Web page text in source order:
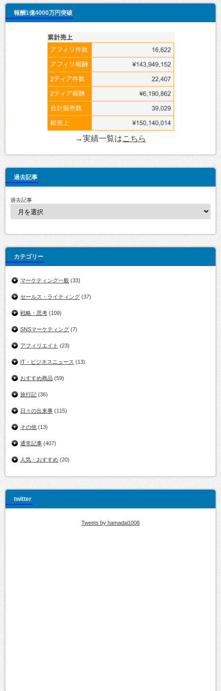
報酬1億4000万円突破
→実績一覧はこちら
過去記事
過去記事
カテゴリー
マーケティング一般 (33)
セールス・ライティング (37)
戦略・思考 (109)
SNSマーケティング (7)
アフィリエイト (23)
IT・ビジネスニュース (13)
おすすめ商品 (59)
旅行記 (36)
日々の出来事 (115)
その他 (13)
通常記事 (407)
人気・おすすめ (20)
twitter
Tweets by hamadai1008